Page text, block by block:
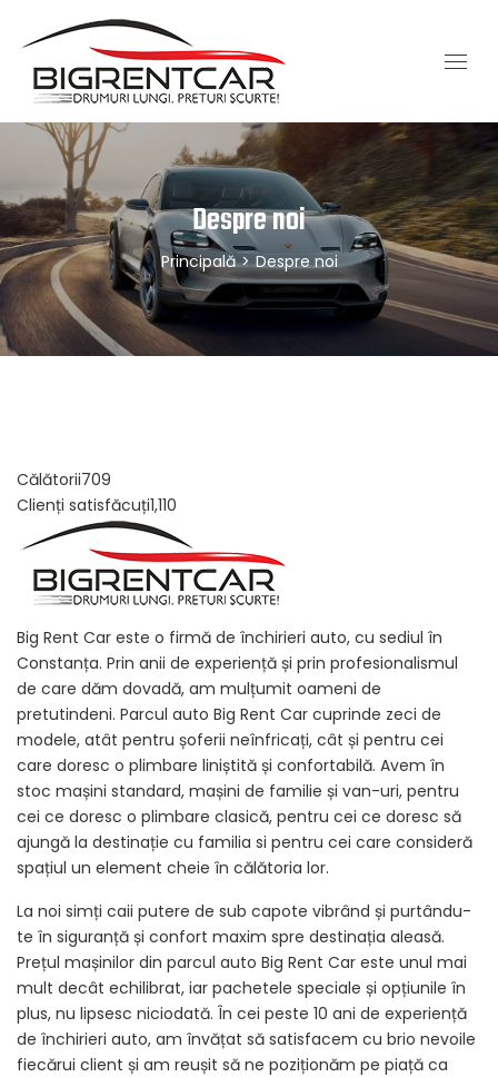
Despre noi
Principală > Despre noi
Călătorii709
Clienți satisfăcuți1,110
Big Rent Car este o firmă de închirieri auto, cu sediul în
Constanța. Prin anii de experiență și prin profesionalismul
de care dăm dovadă, am mulțumit oameni de
pretutindeni. Parcul auto Big Rent Car cuprinde zeci de
modele, atât pentru șoferii neînfricați, cât și pentru cei
care doresc o plimbare liniștită și confortabilă. Avem în
stoc mașini standard, mașini de familie și van-uri, pentru
cei ce doresc o plimbare clasică, pentru cei ce doresc să
ajungă la destinație cu familia si pentru cei care consideră
spațiul un element cheie în călătoria lor.
La noi simți caii putere de sub capote vibrând și purtându-
te în siguranță și confort maxim spre destinația aleasă.
Prețul mașinilor din parcul auto Big Rent Car este unul mai
mult decât echilibrat, iar pachetele speciale și opțiunile în
plus, nu lipsesc niciodată. În cei peste 10 ani de experiență
de închirieri auto, am învățat să satisfacem cu brio nevoile
fiecărui client și am reușit să ne poziționăm pe piață ca